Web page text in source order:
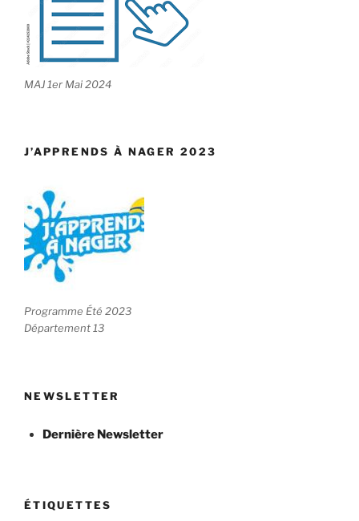
MAJ 1er Mai 2024
J’APPRENDS À NAGER 2023
Programme Été 2023
Département 13
NEWSLETTER
Dernière Newsletter
ÉTIQUETTES